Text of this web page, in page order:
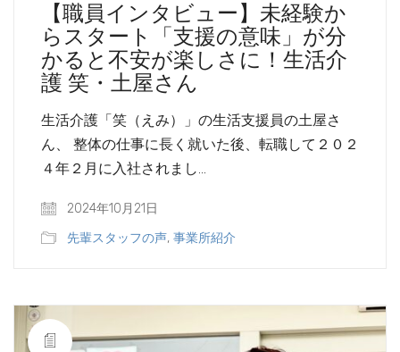
【職員インタビュー】未経験か
らスタート「支援の意味」が分
かると不安が楽しさに！生活介
護 笑・土屋さん
生活介護「笑（えみ）」の生活支援員の土屋さ
ん、 整体の仕事に長く就いた後、転職して２０２
４年２月に入社されまし…
2024年10月21日
先輩スタッフの声, 事業所紹介